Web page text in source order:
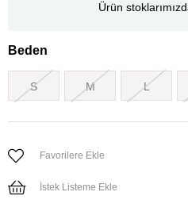
Ürün
Beden
S M L
Favorilere Ekle
İstek Listeme Ekle